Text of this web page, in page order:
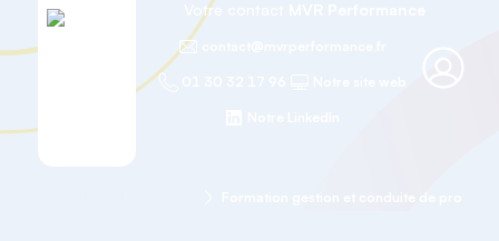
Votre contact